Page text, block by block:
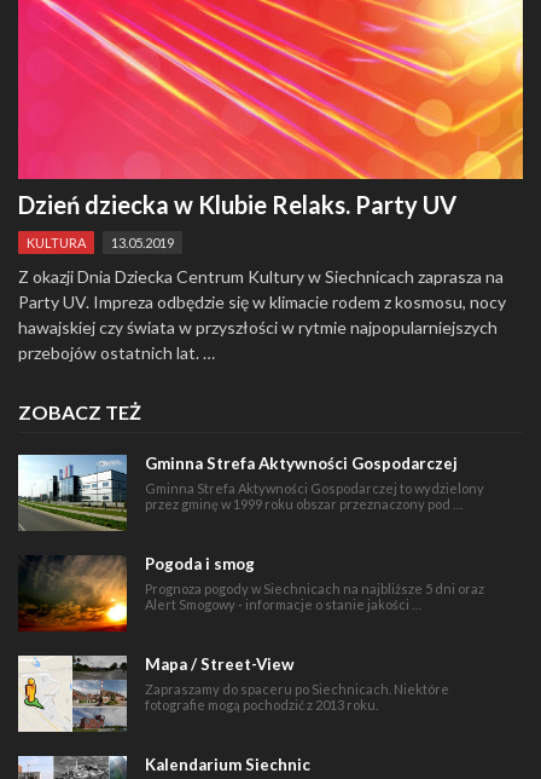
Dzień dziecka w Klubie Relaks. Party UV
KULTURA 13.05.2019
Z okazji Dnia Dziecka Centrum Kultury w Siechnicach zaprasza na
Party UV. Impreza odbędzie się w klimacie rodem z kosmosu, nocy
hawajskiej czy świata w przyszłości w rytmie najpopularniejszych
przebojów ostatnich lat. …
ZOBACZ TEŻ
Gminna Strefa Aktywności Gospodarczej
Gminna Strefa Aktywności Gospodarczej to wydzielony
przez gminę w 1999 roku obszar przeznaczony pod …
Pogoda i smog
Prognoza pogody w Siechnicach na najbliższe 5 dni oraz
Alert Smogowy - informacje o stanie jakości …
Mapa / Street-View
Zapraszamy do spaceru po Siechnicach. Niektóre
fotografie mogą pochodzić z 2013 roku.
Kalendarium Siechnic